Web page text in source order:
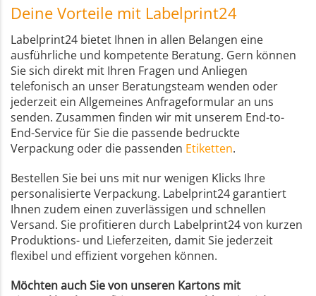
Deine Vorteile mit Labelprint24
Labelprint24 bietet Ihnen in allen Belangen eine
ausführliche und kompetente Beratung. Gern können
Sie sich direkt mit Ihren Fragen und Anliegen
telefonisch an unser Beratungsteam wenden oder
jederzeit ein Allgemeines Anfrageformular an uns
senden. Zusammen finden wir mit unserem End-to-
End-Service für Sie die passende bedruckte
Verpackung oder die passenden Etiketten.
Bestellen Sie bei uns mit nur wenigen Klicks Ihre
personalisierte Verpackung. Labelprint24 garantiert
Ihnen zudem einen zuverlässigen und schnellen
Versand. Sie profitieren durch Labelprint24 von kurzen
Produktions- und Lieferzeiten, damit Sie jederzeit
flexibel und effizient vorgehen können.
Möchten auch Sie von unseren Kartons mit